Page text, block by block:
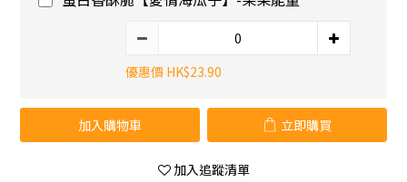
優惠價 HK$23.90
加入購物車 立即購買
加入追蹤清單